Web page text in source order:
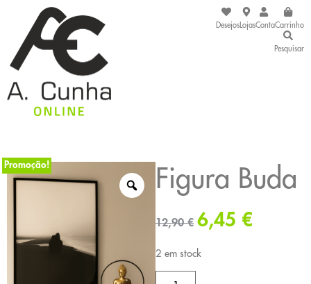
DesejosLojasContaCarrinho
Pesquisar
Promoção! Figura Buda
12,90€ 6,45 €
2 em stock